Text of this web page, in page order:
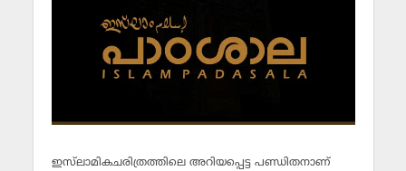
ഇസ്‌ലാമികചരിത്രത്തിലെ അറിയപ്പെട്ട പണ്ഡിതനാണ്